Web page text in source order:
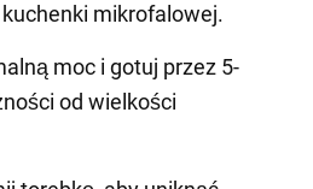
kuchenki mikrofalowej.
moc i gotuj przez 5-
od wielkości